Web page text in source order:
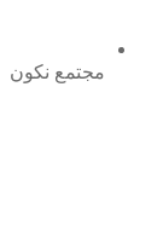
مجتمع نكون